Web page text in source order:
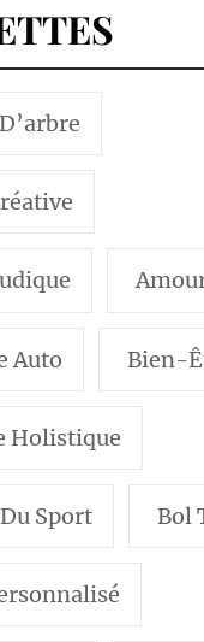
Auto Bien-
Holistique
Sport Bol